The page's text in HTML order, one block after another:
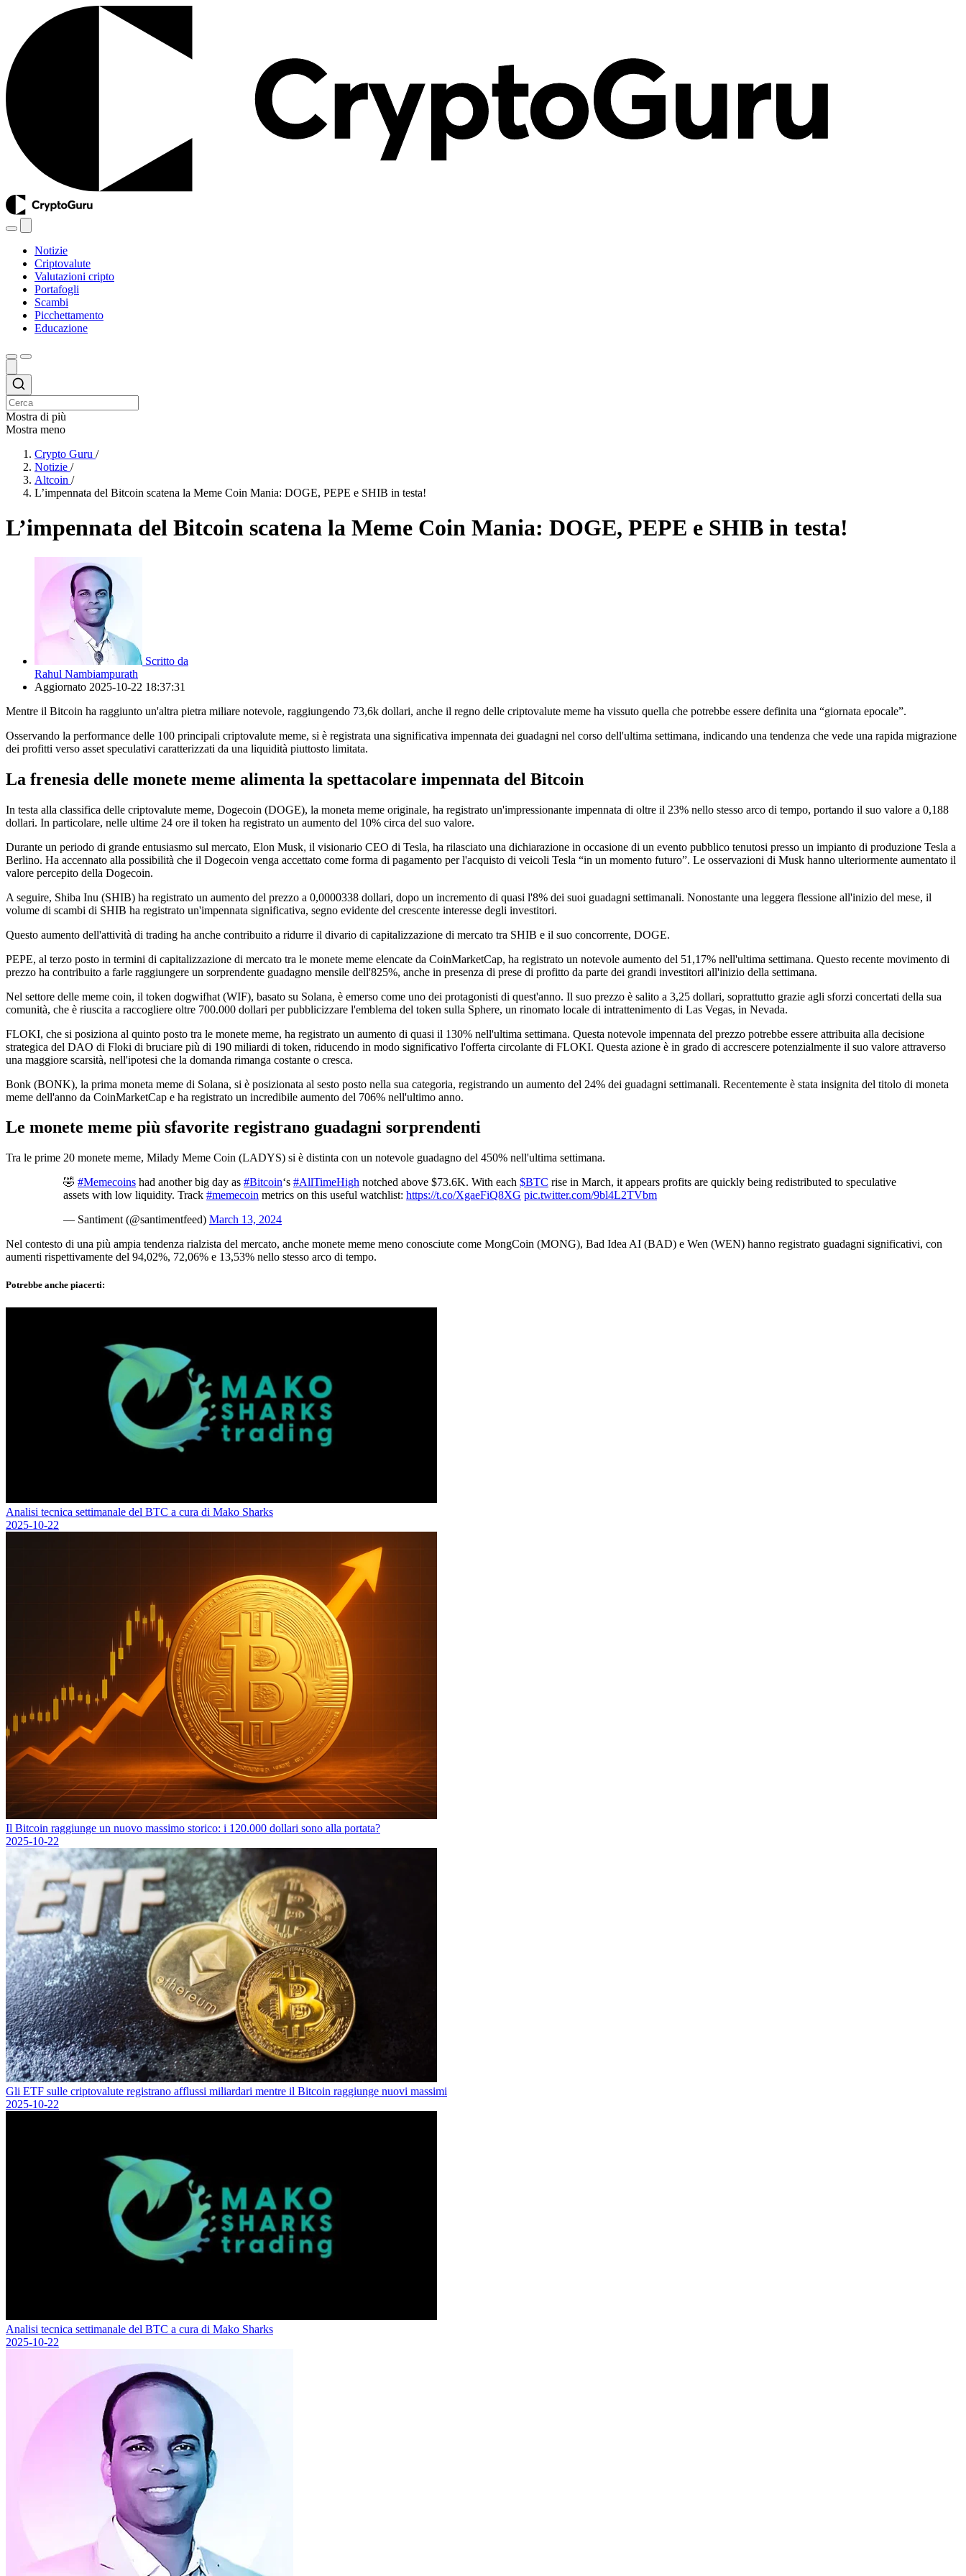
Notizie
Criptovalute
Valutazioni cripto
Portafogli
Scambi
Picchettamento
Educazione
Mostra di più
Mostra meno
Crypto Guru /
Notizie /
Altcoin /
L’impennata del Bitcoin scatena la Meme Coin Mania: DOGE, PEPE e SHIB in testa!
L’impennata del Bitcoin scatena la Meme Coin Mania: DOGE, PEPE e SHIB in testa!
Scritto da
Rahul Nambiampurath
Aggiornato 2025-10-22 18:37:31
Mentre il Bitcoin ha raggiunto un'altra pietra miliare notevole, raggiungendo 73,6k dollari, anche il regno delle criptovalute meme ha vissuto quella che potrebbe essere definita una “giornata epocale”.
Osservando la performance delle 100 principali criptovalute meme, si è registrata una significativa impennata dei guadagni nel corso dell'ultima settimana, indicando una tendenza che vede una rapida migrazione
dei profitti verso asset speculativi caratterizzati da una liquidità piuttosto limitata.
La frenesia delle monete meme alimenta la spettacolare impennata del Bitcoin
In testa alla classifica delle criptovalute meme, Dogecoin (DOGE), la moneta meme originale, ha registrato un'impressionante impennata di oltre il 23% nello stesso arco di tempo, portando il suo valore a 0,188
dollari. In particolare, nelle ultime 24 ore il token ha registrato un aumento del 10% circa del suo valore.
Durante un periodo di grande entusiasmo sul mercato, Elon Musk, il visionario CEO di Tesla, ha rilasciato una dichiarazione in occasione di un evento pubblico tenutosi presso un impianto di produzione Tesla a
Berlino. Ha accennato alla possibilità che il Dogecoin venga accettato come forma di pagamento per l'acquisto di veicoli Tesla “in un momento futuro”. Le osservazioni di Musk hanno ulteriormente aumentato il
valore percepito della Dogecoin.
A seguire, Shiba Inu (SHIB) ha registrato un aumento del prezzo a 0,0000338 dollari, dopo un incremento di quasi l'8% dei suoi guadagni settimanali. Nonostante una leggera flessione all'inizio del mese, il
volume di scambi di SHIB ha registrato un'impennata significativa, segno evidente del crescente interesse degli investitori.
Questo aumento dell'attività di trading ha anche contribuito a ridurre il divario di capitalizzazione di mercato tra SHIB e il suo concorrente, DOGE.
PEPE, al terzo posto in termini di capitalizzazione di mercato tra le monete meme elencate da CoinMarketCap, ha registrato un notevole aumento del 51,17% nell'ultima settimana. Questo recente movimento di
prezzo ha contribuito a farle raggiungere un sorprendente guadagno mensile dell'825%, anche in presenza di prese di profitto da parte dei grandi investitori all'inizio della settimana.
Nel settore delle meme coin, il token dogwifhat (WIF), basato su Solana, è emerso come uno dei protagonisti di quest'anno. Il suo prezzo è salito a 3,25 dollari, soprattutto grazie agli sforzi concertati della sua
comunità, che è riuscita a raccogliere oltre 700.000 dollari per pubblicizzare l'emblema del token sulla Sphere, un rinomato locale di intrattenimento di Las Vegas, in Nevada.
FLOKI, che si posiziona al quinto posto tra le monete meme, ha registrato un aumento di quasi il 130% nell'ultima settimana. Questa notevole impennata del prezzo potrebbe essere attribuita alla decisione
strategica del DAO di Floki di bruciare più di 190 miliardi di token, riducendo in modo significativo l'offerta circolante di FLOKI. Questa azione è in grado di accrescere potenzialmente il suo valore attraverso
una maggiore scarsità, nell'ipotesi che la domanda rimanga costante o cresca.
Bonk (BONK), la prima moneta meme di Solana, si è posizionata al sesto posto nella sua categoria, registrando un aumento del 24% dei guadagni settimanali. Recentemente è stata insignita del titolo di moneta
meme dell'anno da CoinMarketCap e ha registrato un incredibile aumento del 706% nell'ultimo anno.
Le monete meme più sfavorite registrano guadagni sorprendenti
Tra le prime 20 monete meme, Milady Meme Coin (LADYS) si è distinta con un notevole guadagno del 450% nell'ultima settimana.
🤣 #Memecoins had another big day as #Bitcoin‘s #AllTimeHigh notched above $73.6K. With each $BTC rise in March, it appears profits are quickly being redistributed to speculative
assets with low liquidity. Track #memecoin metrics on this useful watchlist: https://t.co/XgaeFiQ8XG pic.twitter.com/9bl4L2TVbm
— Santiment (@santimentfeed) March 13, 2024
Nel contesto di una più ampia tendenza rialzista del mercato, anche monete meme meno conosciute come MongCoin (MONG), Bad Idea AI (BAD) e Wen (WEN) hanno registrato guadagni significativi, con
aumenti rispettivamente del 94,02%, 72,06% e 13,53% nello stesso arco di tempo.
Potrebbe anche piacerti:
Analisi tecnica settimanale del BTC a cura di Mako Sharks
2025-10-22
Il Bitcoin raggiunge un nuovo massimo storico: i 120.000 dollari sono alla portata?
2025-10-22
Gli ETF sulle criptovalute registrano afflussi miliardari mentre il Bitcoin raggiunge nuovi massimi
2025-10-22
Analisi tecnica settimanale del BTC a cura di Mako Sharks
2025-10-22